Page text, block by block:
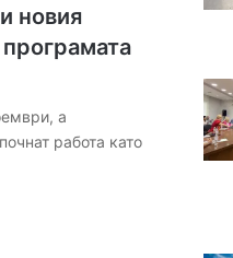
новия
а
работа като